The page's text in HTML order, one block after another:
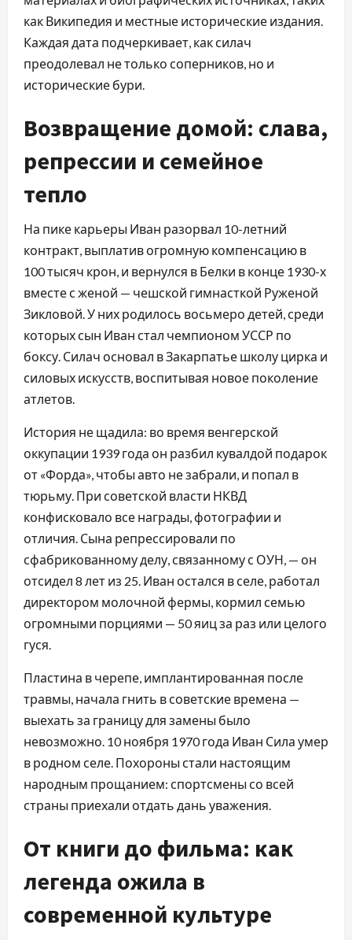
как Википедия и местные исторические издания.
Каждая дата подчеркивает, как силач
преодолевал не только соперников, но и
исторические бури.
Возвращение домой: слава,
репрессии и семейное
тепло
На пике карьеры Иван разорвал 10-летний
контракт, выплатив огромную компенсацию в
100 тысяч крон, и вернулся в Белки в конце 1930-х
вместе с женой — чешской гимнасткой Руженой
Зикловой. У них родилось восьмеро детей, среди
которых сын Иван стал чемпионом УССР по
боксу. Силач основал в Закарпатье школу цирка и
силовых искусств, воспитывая новое поколение
атлетов.
История не щадила: во время венгерской
оккупации 1939 года он разбил кувалдой подарок
от «Форда», чтобы авто не забрали, и попал в
тюрьму. При советской власти НКВД
конфисковало все награды, фотографии и
отличия. Сына репрессировали по
сфабрикованному делу, связанному с ОУН, — он
отсидел 8 лет из 25. Иван остался в селе, работал
директором молочной фермы, кормил семью
огромными порциями — 50 яиц за раз или целого
гуся.
Пластина в черепе, имплантированная после
травмы, начала гнить в советские времена —
выехать за границу для замены было
невозможно. 10 ноября 1970 года Иван Сила умер
в родном селе. Похороны стали настоящим
народным прощанием: спортсмены со всей
страны приехали отдать дань уважения.
От книги до фильма: как
легенда ожила в
современной культуре